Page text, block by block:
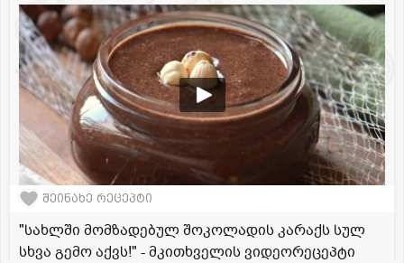
შეინახე რეცეპტი
"სახლში მომზადებულ შოკოლადის კარაქს სულ
სხვა გემო აქვს!" - მკითხველის ვიდეორეცეპტი